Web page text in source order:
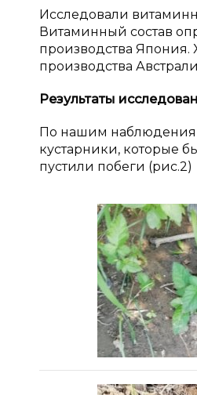
Исследовали
Витаминный состав
производства Япония.
производства
Результаты
По нашим
кустарники, которые
пустили побеги (рис.2)